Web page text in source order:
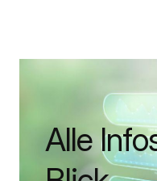
Alle